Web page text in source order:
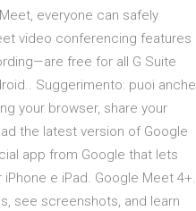
everyone can safely
video conferencing features
free for all G Suite
Suggerimento: puoi anche
your browser, share your
the latest version of Google
app from Google that lets
e iPad. Google Meet 4+.
see screenshots, and learn